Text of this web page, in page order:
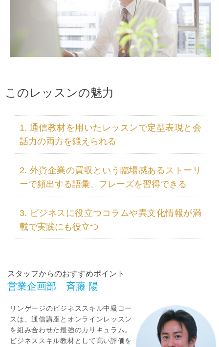
このレッスンの魅力
通信教材を用いたレッスンで定型表現と会
話力の両方を鍛えられる
外資企業の買収という臨場感あるストーリ
ーで頻出する語彙、フレーズを習得できる
ビジネスに役立つコラムや異文化情報が満
載で実践にも役立つ
スタッフからのおすすめポイント
営業企画部 斉藤 陽
リンゲージのビジネススキル中級コー
スは、通信講座とオンラインレッスン
を組み合わせた最強のカリキュラム。
ビジネススキル教材として高い評価を